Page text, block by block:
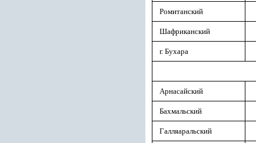
Ромитанский
Шафриканский
г. Бухара
Арнасайский
Бахмальский
Галляаральский